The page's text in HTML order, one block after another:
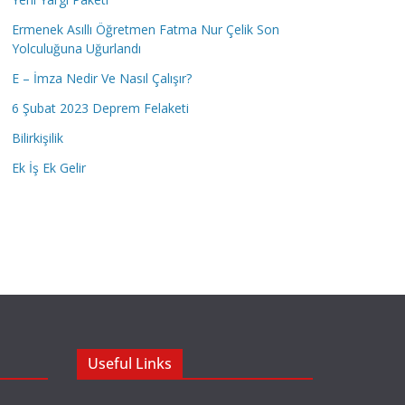
Ermenek Asıllı Öğretmen Fatma Nur Çelik Son
Yolculuğuna Uğurlandı
E – İmza Nedir Ve Nasıl Çalışır?
6 Şubat 2023 Deprem Felaketi
Bilirkişilik
Ek İş Ek Gelir
Useful Links